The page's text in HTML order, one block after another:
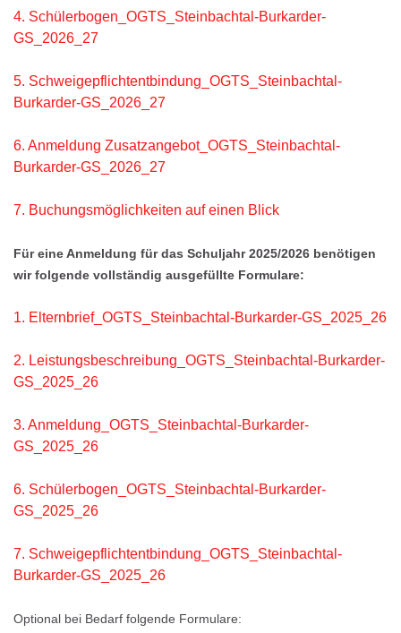
4. Schülerbogen_OGTS_Steinbachtal-Burkarder-
GS_2026_27
5. Schweigepflichtentbindung_OGTS_Steinbachtal-
Burkarder-GS_2026_27
6. Anmeldung Zusatzangebot_OGTS_Steinbachtal-
Burkarder-GS_2026_27
7. Buchungsmöglichkeiten auf einen Blick
Für eine Anmeldung für das Schuljahr 2025/2026 benötigen
wir folgende vollständig ausgefüllte Formulare:
1. Elternbrief_OGTS_Steinbachtal-Burkarder-GS_2025_26
2. Leistungsbeschreibung_OGTS_Steinbachtal-Burkarder-
GS_2025_26
3. Anmeldung_OGTS_Steinbachtal-Burkarder-
GS_2025_26
6. Schülerbogen_OGTS_Steinbachtal-Burkarder-
GS_2025_26
7. Schweigepflichtentbindung_OGTS_Steinbachtal-
Burkarder-GS_2025_26
Optional bei Bedarf folgende Formulare: